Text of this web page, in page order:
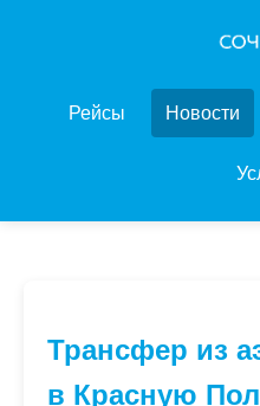
Рейсы Новости
Трансфер из
в Красную